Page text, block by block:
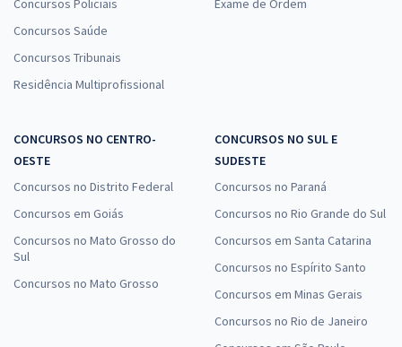
Concursos Policiais
Concursos Saúde
Concursos Tribunais
Residência Multiprofissional
Exame de Ordem
CONCURSOS NO CENTRO-
OESTE
Concursos no Distrito Federal
Concursos em Goiás
Concursos no Mato Grosso do
Sul
Concursos no Mato Grosso
CONCURSOS NO SUL E
SUDESTE
Concursos no Paraná
Concursos no Rio Grande do Sul
Concursos em Santa Catarina
Concursos no Espírito Santo
Concursos em Minas Gerais
Concursos no Rio de Janeiro